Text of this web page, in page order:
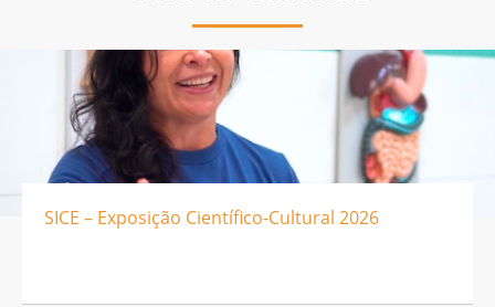
SICE – Exposição Científico-Cultural 2026